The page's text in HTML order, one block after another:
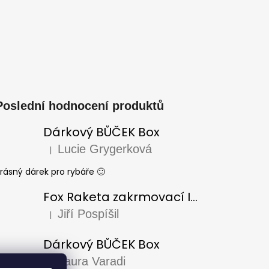
hodnocení produktů
Dárkový BŮČEK Box
Hodnocení produktu je 5 z 5 hvězdiček.
| Lucie Grygerková
dárek pro rybáře 🙂
Fox Raketa zakrmovací Impact Spod
Hodnocení produktu je 5 z 5 hvězdiček.
| Jiří Pospíšil
Dárkový BŮČEK Box
Hodnocení produktu je 5 z 5 hvězdiček.
Laura Varadi